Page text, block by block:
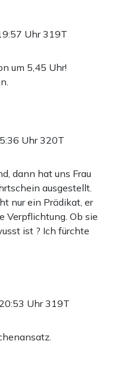
Uhr319T
um 5,45 Uhr!
Uhr320T
dann hat uns Frau
ausgestellt.
nur ein Prädikat, er
Verpflichtung. Ob sie
ist ? Ich fürchte
Uhr319T